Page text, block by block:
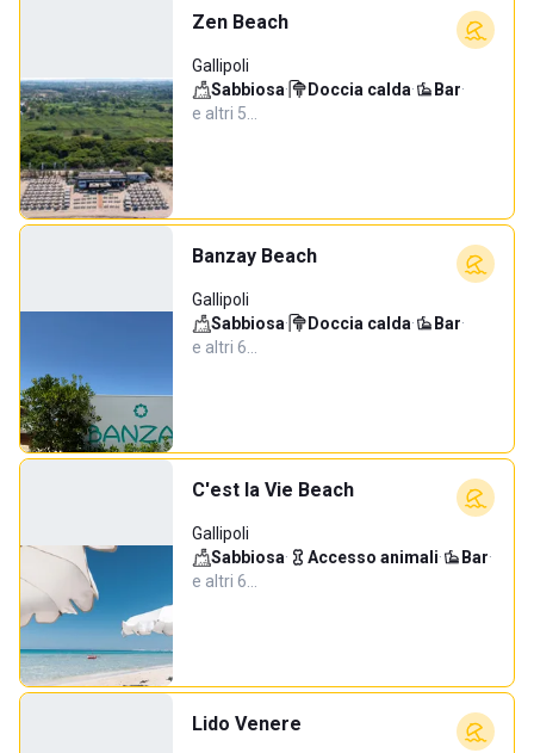
Zen Beach
Gallipoli
Sabbiosa· Doccia calda· Bar·
e altri 5…
Banzay Beach
Gallipoli
Sabbiosa· Doccia calda· Bar·
e altri 6…
C'est la Vie Beach
Gallipoli
Sabbiosa· Accesso animali· Bar·
e altri 6…
Lido Venere